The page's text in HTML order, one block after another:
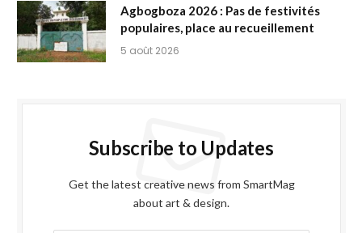
Agbogboza 2026 : Pas de festivités
populaires, place au recueillement
5 août 2026
Subscribe to Updates
Get the latest creative news from SmartMag
about art & design.